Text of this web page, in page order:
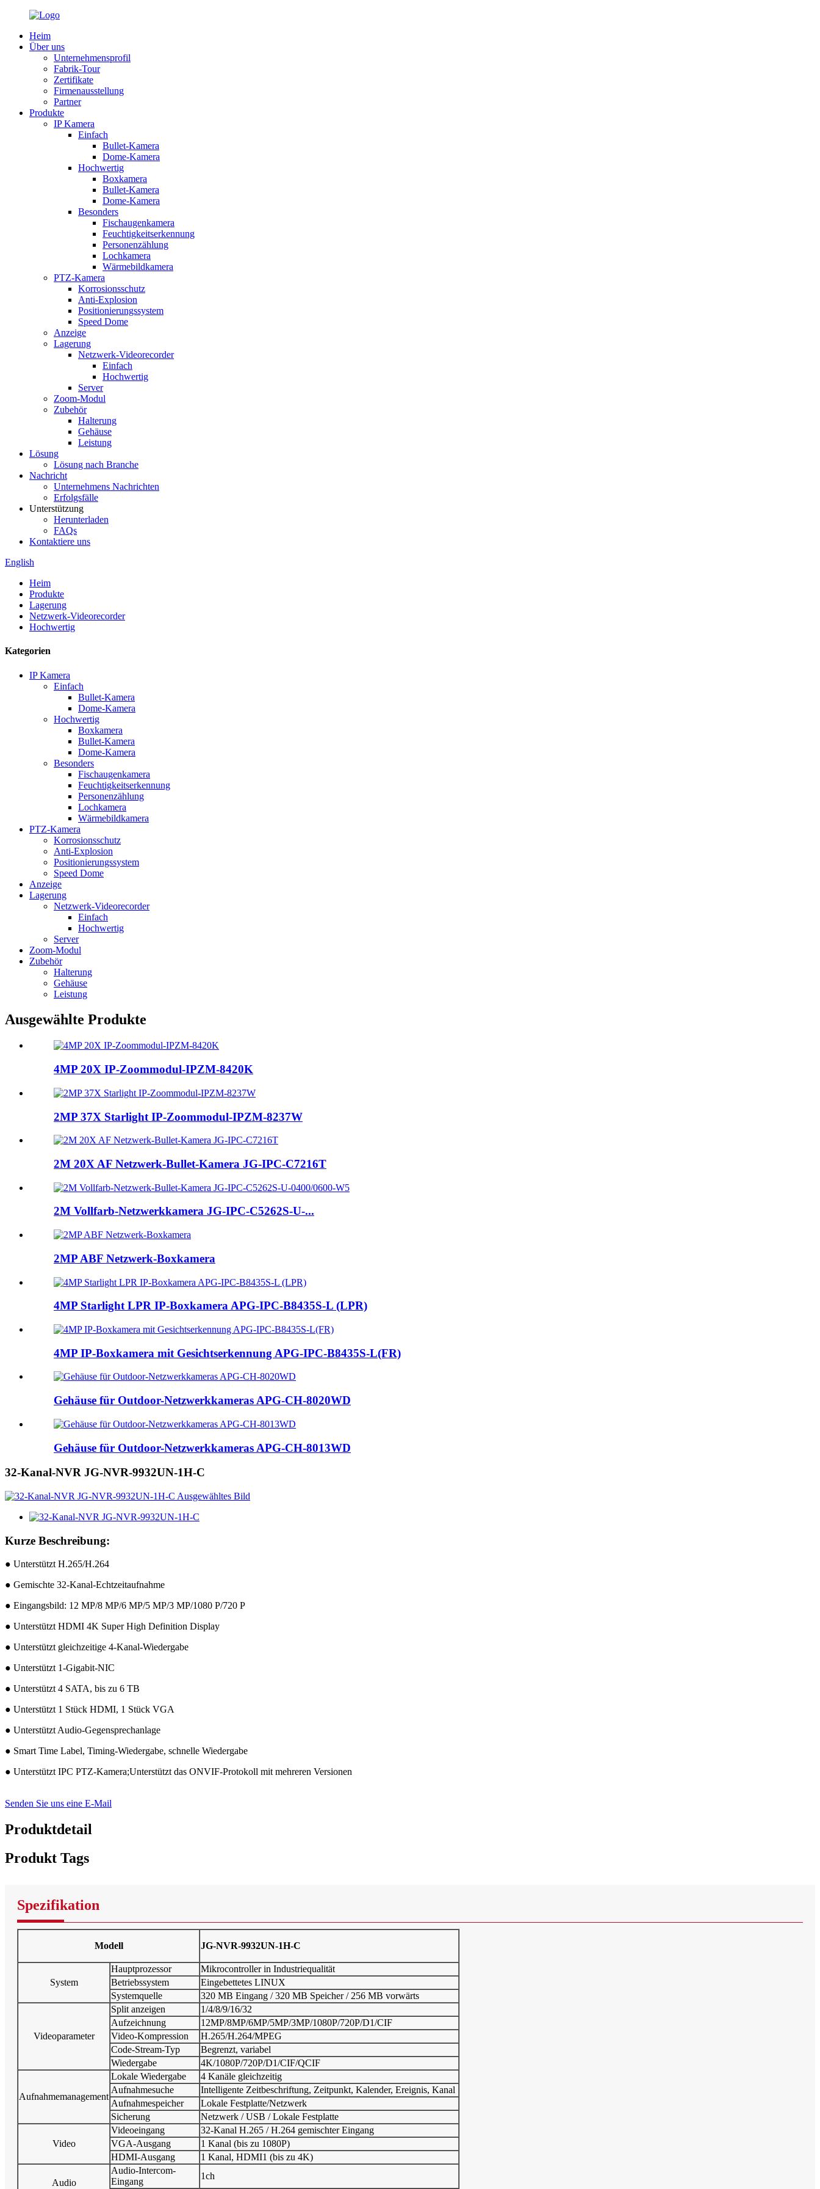
Heim
Über uns
Unternehmensprofil
Fabrik-Tour
Zertifikate
Firmenausstellung
Partner
Produkte
IP Kamera
Einfach
Bullet-Kamera
Dome-Kamera
Hochwertig
Boxkamera
Bullet-Kamera
Dome-Kamera
Besonders
Fischaugenkamera
Feuchtigkeitserkennung
Personenzählung
Lochkamera
Wärmebildkamera
PTZ-Kamera
Korrosionsschutz
Anti-Explosion
Positionierungssystem
Speed ​​Dome
Anzeige
Lagerung
Netzwerk-Videorecorder
Einfach
Hochwertig
Server
Zoom-Modul
Zubehör
Halterung
Gehäuse
Leistung
Lösung
Lösung nach Branche
Nachricht
Unternehmens Nachrichten
Erfolgsfälle
Unterstützung
Herunterladen
FAQs
Kontaktiere uns
English
Heim
Produkte
Lagerung
Netzwerk-Videorecorder
Hochwertig
Kategorien
IP Kamera
Einfach
Bullet-Kamera
Dome-Kamera
Hochwertig
Boxkamera
Bullet-Kamera
Dome-Kamera
Besonders
Fischaugenkamera
Feuchtigkeitserkennung
Personenzählung
Lochkamera
Wärmebildkamera
PTZ-Kamera
Korrosionsschutz
Anti-Explosion
Positionierungssystem
Speed ​​Dome
Anzeige
Lagerung
Netzwerk-Videorecorder
Einfach
Hochwertig
Server
Zoom-Modul
Zubehör
Halterung
Gehäuse
Leistung
Ausgewählte Produkte
4MP 20X IP-Zoommodul-IPZM-8420K
2MP 37X Starlight IP-Zoommodul-IPZM-8237W
2M 20X AF Netzwerk-Bullet-Kamera JG-IPC-C7216T
2M Vollfarb-Netzwerkkamera JG-IPC-C5262S-U-...
2MP ABF Netzwerk-Boxkamera
4MP Starlight LPR IP-Boxkamera APG-IPC-B8435S-L (LPR)
4MP IP-Boxkamera mit Gesichtserkennung APG-IPC-B8435S-L(FR)
Gehäuse für Outdoor-Netzwerkkameras APG-CH-8020WD
Gehäuse für Outdoor-Netzwerkkameras APG-CH-8013WD
32-Kanal-NVR JG-NVR-9932UN-1H-C
Kurze Beschreibung:
● Unterstützt H.265/H.264
● Gemischte 32-Kanal-Echtzeitaufnahme
● Eingangsbild: 12 MP/8 MP/6 MP/5 MP/3 MP/1080 P/720 P
● Unterstützt HDMI 4K Super High Definition Display
● Unterstützt gleichzeitige 4-Kanal-Wiedergabe
● Unterstützt 1-Gigabit-NIC
● Unterstützt 4 SATA, bis zu 6 TB
● Unterstützt 1 Stück HDMI, 1 Stück VGA
● Unterstützt Audio-Gegensprechanlage
● Smart Time Label, Timing-Wiedergabe, schnelle Wiedergabe
● Unterstützt IPC PTZ-Kamera;Unterstützt das ONVIF-Protokoll mit mehreren Versionen
Senden Sie uns eine E-Mail
Produktdetail
Produkt Tags
Spezifikation
Modell JG-NVR-9932UN-1H-C
System
Hauptprozessor
Mikrocontroller in Industriequalität
Betriebssystem
Eingebettetes LINUX
Systemquelle
320 MB Eingang / 320 MB Speicher / 256 MB vorwärts
Videoparameter
Split anzeigen
1/4/8/9/16/32
Aufzeichnung
12MP/8MP/6MP/5MP/3MP/1080P/720P/D1/CIF
Video-Kompression
H.265/H.264/MPEG
Code-Stream-Typ
Begrenzt, variabel
Wiedergabe
4K/1080P/720P/D1/CIF/QCIF
Aufnahmemanagement
Lokale Wiedergabe
4 Kanäle gleichzeitig
Aufnahmesuche
Intelligente Zeitbeschriftung, Zeitpunkt, Kalender, Ereignis, Kanal
Aufnahmespeicher
Lokale Festplatte/Netzwerk
Sicherung
Netzwerk / USB / Lokale Festplatte
Video
Videoeingang
32-Kanal H.265 / H.264 gemischter Eingang
VGA-Ausgang
1 Kanal (bis zu 1080P)
HDMI-Ausgang
1 Kanal, HDMI1 (bis zu 4K)
Audio
Audio-Intercom-
Eingang
1ch